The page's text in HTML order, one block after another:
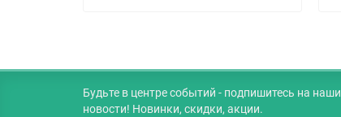
Будьте в центре событий - подпишитесь на наши
новости! Новинки, скидки, акции.